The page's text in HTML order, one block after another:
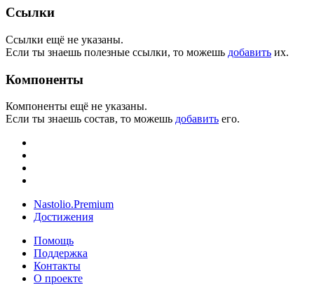
Ссылки
Ссылки ещё не указаны.
Если ты знаешь полезные ссылки, то можешь добавить их.
Компоненты
Компоненты ещё не указаны.
Если ты знаешь состав, то можешь добавить его.
Nastolio.Premium
Достижения
Помощь
Поддержка
Контакты
О проекте